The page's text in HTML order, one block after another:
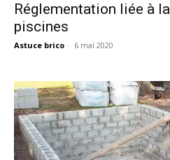
Réglementation liée à
piscines
Astuce brico - 6 mai 2020